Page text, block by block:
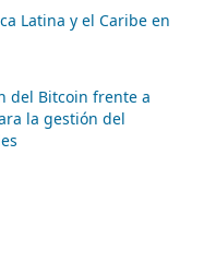
Latina y el Caribe en
del Bitcoin frente a
la gestión del